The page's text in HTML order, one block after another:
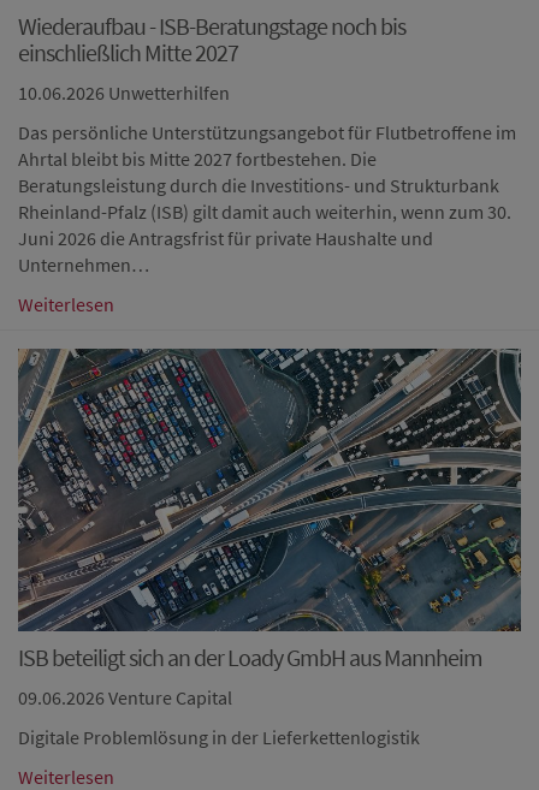
Wiederaufbau - ISB-Beratungstage noch bis
einschließlich Mitte 2027
10.06.2026 Unwetterhilfen
Das persönliche Unterstützungsangebot für Flutbetroffene im
Ahrtal bleibt bis Mitte 2027 fortbestehen. Die
Beratungsleistung durch die Investitions- und Strukturbank
Rheinland-Pfalz (ISB) gilt damit auch weiterhin, wenn zum 30.
Juni 2026 die Antragsfrist für private Haushalte und
Unternehmen…
Weiterlesen
ISB beteiligt sich an der Loady GmbH aus Mannheim
09.06.2026 Venture Capital
Digitale Problemlösung in der Lieferkettenlogistik
Weiterlesen